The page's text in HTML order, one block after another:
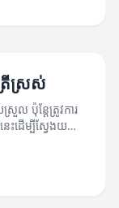
រីស្រស់
រួល ប៉ុន្តែត្រូវការ
ះដើម្បីស្វែងយល់